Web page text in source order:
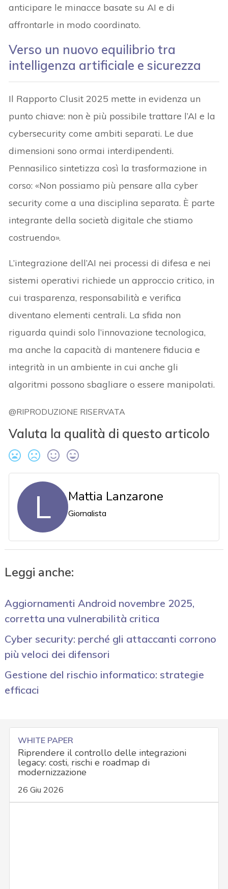
anticipare le minacce basate su AI e di
affrontarle in modo coordinato.
Verso un nuovo equilibrio tra
intelligenza artificiale e sicurezza
Il Rapporto Clusit 2025 mette in evidenza un
punto chiave: non è più possibile trattare l’AI e la
cybersecurity come ambiti separati. Le due
dimensioni sono ormai interdipendenti.
Pennasilico sintetizza così la trasformazione in
corso: «Non possiamo più pensare alla cyber
security come a una disciplina separata. È parte
integrante della società digitale che stiamo
costruendo».
L’integrazione dell’AI nei processi di difesa e nei
sistemi operativi richiede un approccio critico, in
cui trasparenza, responsabilità e verifica
diventano elementi centrali. La sfida non
riguarda quindi solo l’innovazione tecnologica,
ma anche la capacità di mantenere fiducia e
integrità in un ambiente in cui anche gli
algoritmi possono sbagliare o essere manipolati.
@RIPRODUZIONE RISERVATA
Valuta la qualità di questo articolo
L Mattia Lanzarone
Giornalista
Leggi anche:
Aggiornamenti Android novembre 2025,
corretta una vulnerabilità critica
Cyber security: perché gli attaccanti corrono
più veloci dei difensori
Gestione del rischio informatico: strategie
efficaci
WHITE PAPER
Riprendere il controllo delle integrazioni
legacy: costi, rischi e roadmap di
modernizzazione
26 Giu 2026